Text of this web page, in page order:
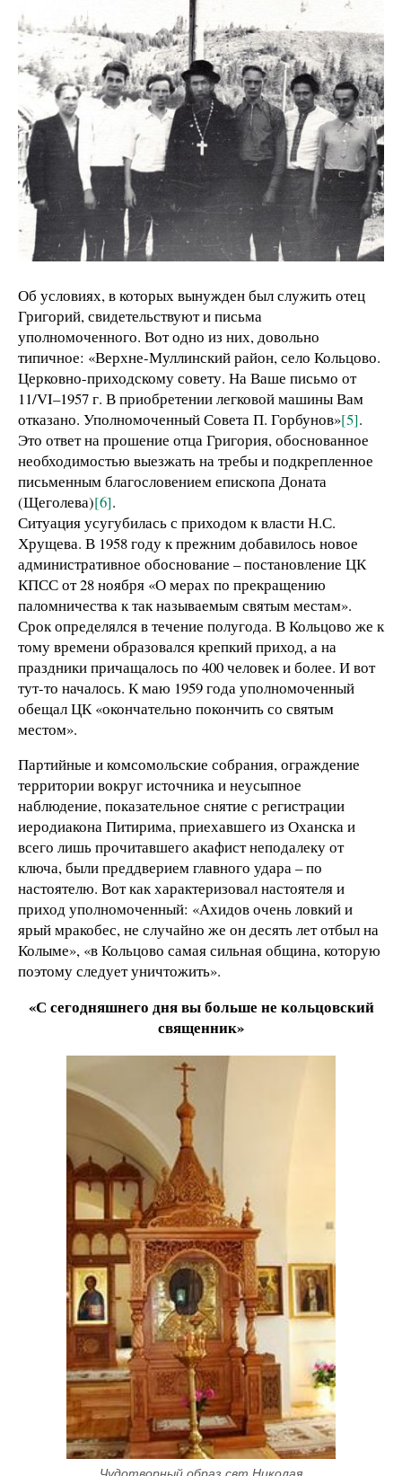
Об условиях, в которых вынужден был служить отец
Григорий, свидетельствуют и письма
уполномоченного. Вот одно из них, довольно
типичное: «Верхне-Муллинский район, село Кольцово.
Церковно-приходскому совету. На Ваше письмо от
11/VI–1957 г. В приобретении легковой машины Вам
отказано. Уполномоченный Совета П. Горбунов»[5].
Это ответ на прошение отца Григория, обоснованное
необходимостью выезжать на требы и подкрепленное
письменным благословением епископа Доната
(Щеголева)[6].
Ситуация усугубилась с приходом к власти Н.С.
Хрущева. В 1958 году к прежним добавилось новое
административное обоснование – постановление ЦК
КПСС от 28 ноября «О мерах по прекращению
паломничества к так называемым святым местам».
Срок определялся в течение полугода. В Кольцово же к
тому времени образовался крепкий приход, а на
праздники причащалось по 400 человек и более. И вот
тут-то началось. К маю 1959 года уполномоченный
обещал ЦК «окончательно покончить со святым
местом».
Партийные и комсомольские собрания, ограждение
территории вокруг источника и неусыпное
наблюдение, показательное снятие с регистрации
иеродиакона Питирима, приехавшего из Оханска и
всего лишь прочитавшего акафист неподалеку от
ключа, были преддверием главного удара – по
настоятелю. Вот как характеризовал настоятеля и
приход уполномоченный: «Ахидов очень ловкий и
ярый мракобес, не случайно же он десять лет отбыл на
Колыме», «в Кольцово самая сильная община, которую
поэтому следует уничтожить».
«С сегодняшнего дня вы больше не кольцовский
священник»
Чудотворный образ свт.Николая